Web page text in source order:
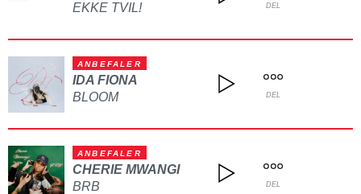
EKKE TVIL!
DEL
ANBEFALER
IDA FIONA
BLOOM
DEL
ANBEFALER
CHERIE MWANGI
BRB
DEL